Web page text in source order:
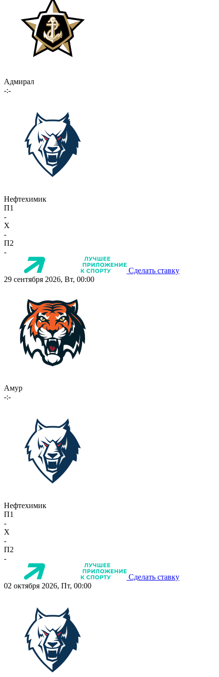
Адмирал
-:-
Нефтехимик
П1
-
X
-
П2
-
Сделать ставку
29 сентября 2026, Вт, 00:00
Амур
-:-
Нефтехимик
П1
-
X
-
П2
-
Сделать ставку
02 октября 2026, Пт, 00:00